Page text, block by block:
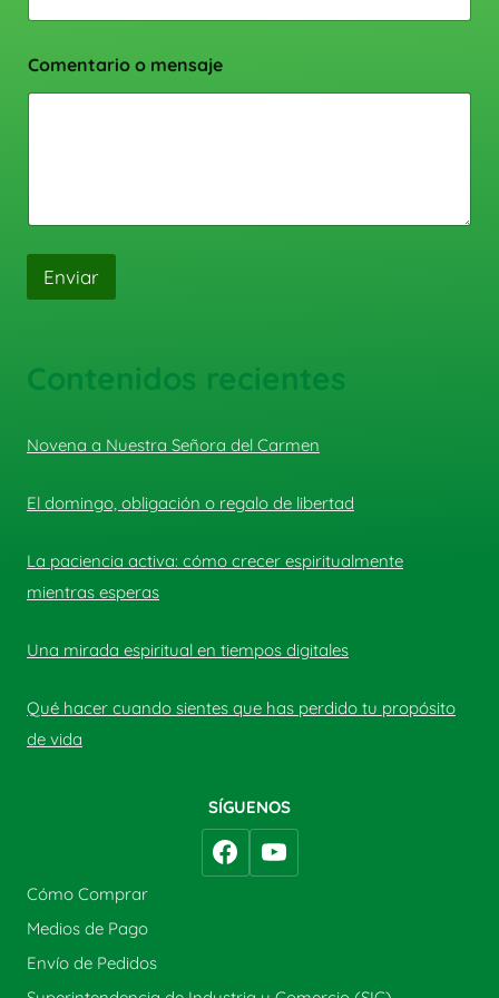
Comentario o mensaje
Enviar
Contenidos recientes
Novena a Nuestra Señora del Carmen
El domingo, obligación o regalo de libertad
La paciencia activa: cómo crecer espiritualmente
mientras esperas
Una mirada espiritual en tiempos digitales
Qué hacer cuando sientes que has perdido tu propósito
de vida
SÍGUENOS
Cómo Comprar
Medios de Pago
Envío de Pedidos